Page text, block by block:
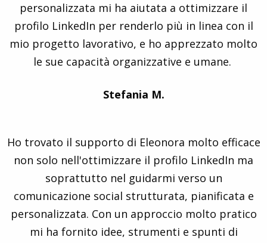
personalizzata mi ha aiutata a ottimizzare il
profilo LinkedIn per renderlo più in linea con il
mio progetto lavorativo, e ho apprezzato molto
le sue capacità organizzative e umane.
Stefania M.
Ho trovato il supporto di Eleonora molto efficace
non solo nell'ottimizzare il profilo LinkedIn ma
soprattutto nel guidarmi verso un
comunicazione social strutturata, pianificata e
personalizzata. Con un approccio molto pratico
mi ha fornito idee, strumenti e spunti di